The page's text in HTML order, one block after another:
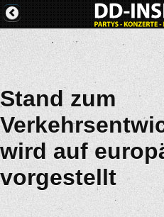
Stand zum
wird auf
vorgestellt